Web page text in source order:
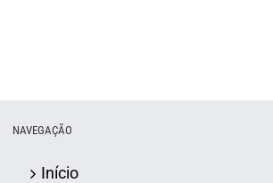
NAVEGAÇÃO
Início